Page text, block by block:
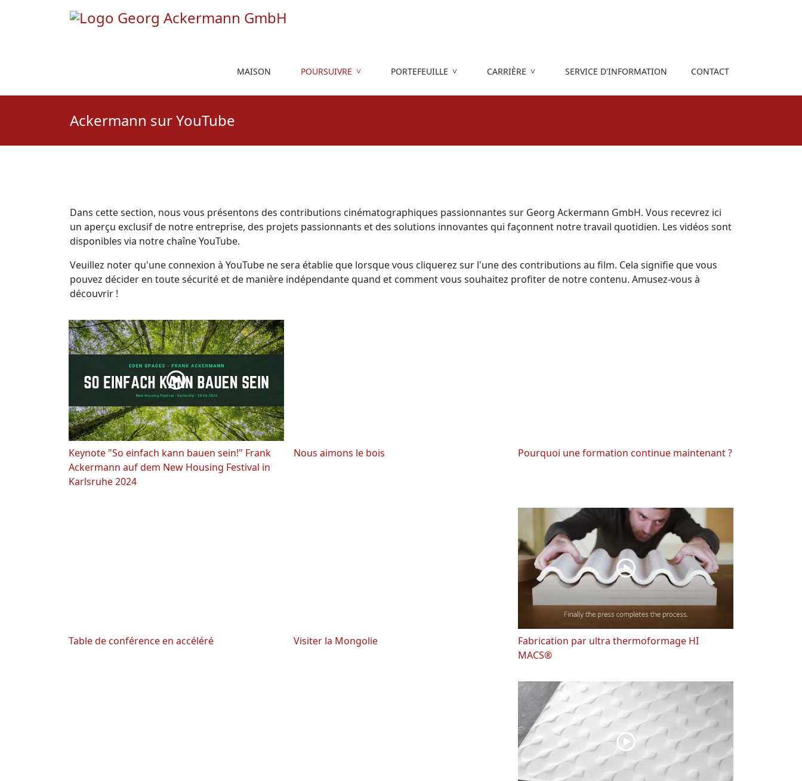
MAISON POURSUIVRE PORTEFEUILLE CARRIÈRE SERVICE D'INFORMATION CONTACT
Ackermann sur YouTube
Dans cette section, nous vous présentons des contributions cinématographiques passionnantes sur Georg Ackermann GmbH. Vous recevrez ici
un aperçu exclusif de notre entreprise, des projets passionnants et des solutions innovantes qui façonnent notre travail quotidien. Les vidéos sont
disponibles via notre chaîne YouTube.
Veuillez noter qu'une connexion à YouTube ne sera établie que lorsque vous cliquerez sur l'une des contributions au film. Cela signifie que vous
pouvez décider en toute sécurité et de manière indépendante quand et comment vous souhaitez profiter de notre contenu. Amusez-vous à
découvrir !
Keynote "So einfach kann bauen sein!" Frank
Ackermann auf dem New Housing Festival in
Karlsruhe 2024
Nous aimons le bois Pourquoi une formation continue maintenant ?
Table de conférence en accéléré Visiter la Mongolie
Fabrication par ultra thermoformage HI
MACS®